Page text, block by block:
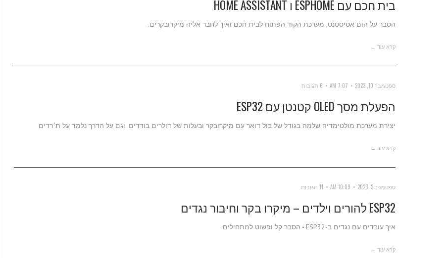
בית חכם עם ESPHOME ו HOME ASSISTANT
הסבר על הום אסיסטנט, מערכת הקוד הפתוח לבית חכם ואיך לחבר אליה מיקרובקרים.
קרא עוד ←
ספטמבר 10, 2023 7:07 AM 6 תגובות
הפעלת מסך OLED קטנטן עם ESP32
יצירת מערכת מולטימדיה שלמה בגודל של בול דואר עם מיקרובקר ובעלות של דולרים בודדים. וגם על הדרך נלמד על ת׳רדים
קרא עוד ←
ספטמבר 3, 2023 10:09 AM 11 תגובות
ESP32 להורים וילדים – מיקרו בקר וחיבור נגדים
איך עובדים עם נגדים ב-ESP32 - הסבר קל ופשוט למתחילים.
קרא עוד ←